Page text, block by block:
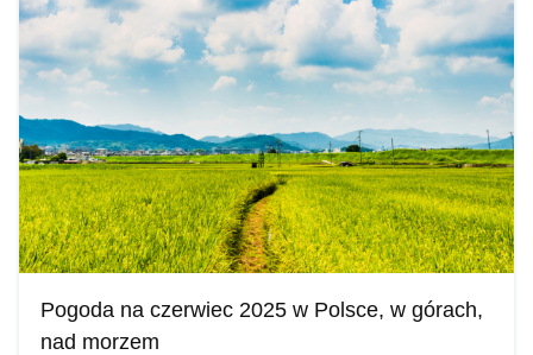
Pogoda na czerwiec 2025 w Polsce, w górach,
nad morzem